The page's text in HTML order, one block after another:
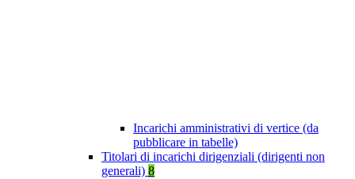
Incarichi amministrativi di vertice (da
pubblicare in tabelle)
Titolari di incarichi dirigenziali (dirigenti non
generali) 8